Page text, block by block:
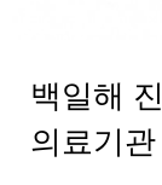
백일해
의료기